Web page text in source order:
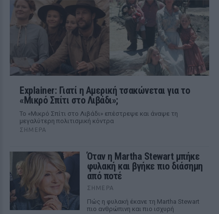
Explainer: Γιατί η Αμερική τσακώνεται για το
«Μικρό Σπίτι στο Λιβάδι»;
Το «Μικρό Σπίτι στο Λιβάδι» επέστρεψε και άναψε τη
μεγαλύτερη πολιτισμική κόντρα
ΣΉΜΕΡΑ
Όταν η Martha Stewart μπήκε
φυλακή και βγήκε πιο διάσημη
από ποτέ
ΣΉΜΕΡΑ
Πώς η φυλακή έκανε τη Martha Stewart
πιο ανθρώπινη και πιο ισχυρή